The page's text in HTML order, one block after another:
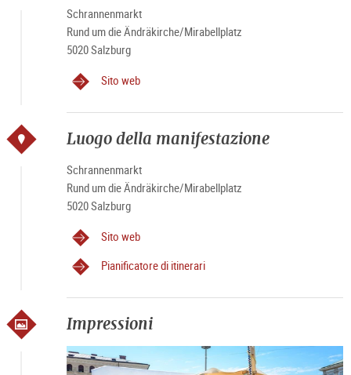
Tutti i giovedì dalle 4:00 alle 13:00 (mercoledì, se giovedì è un
giorno festivo)
Schrannenmarkt
Rund um die Ändräkirche/Mirabellplatz
5020 Salzburg
Sito web
Luogo della manifestazione
Schrannenmarkt
Rund um die Ändräkirche/Mirabellplatz
5020 Salzburg
Sito web
Pianificatore di itinerari
Impressioni